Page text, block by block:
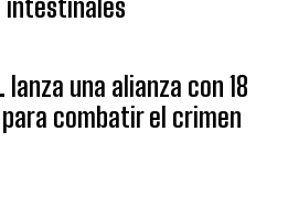
intestinales
lanza una alianza con 18
combatir el crimen